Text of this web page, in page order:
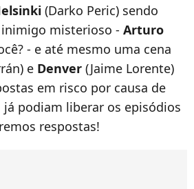
(Darko Peric) sendo
misterioso - Arturo
- e até mesmo uma cena
e Denver (Jaime Lorente)
em risco por causa de
já podiam liberar os episódios
respostas!